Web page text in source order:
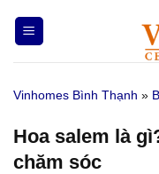
qua
nội
Vinhomes Bình Thạnh »
Hoa salem là
chăm sóc